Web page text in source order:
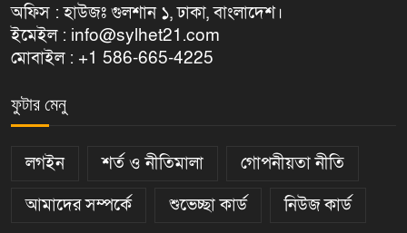
অফিস : হাউজঃ গুলশান ১, ঢাকা, বাংলাদেশ।
ইমেইল : info@sylhet21.com
মোবাইল : +1 586-665-4225
ফুটার মেনু
লগইন শর্ত ও নীতিমালা
গোপনীয়তা নীতি
আমাদের সম্পর্কে
শুভেচ্ছা কার্ড নিউজ কার্ড